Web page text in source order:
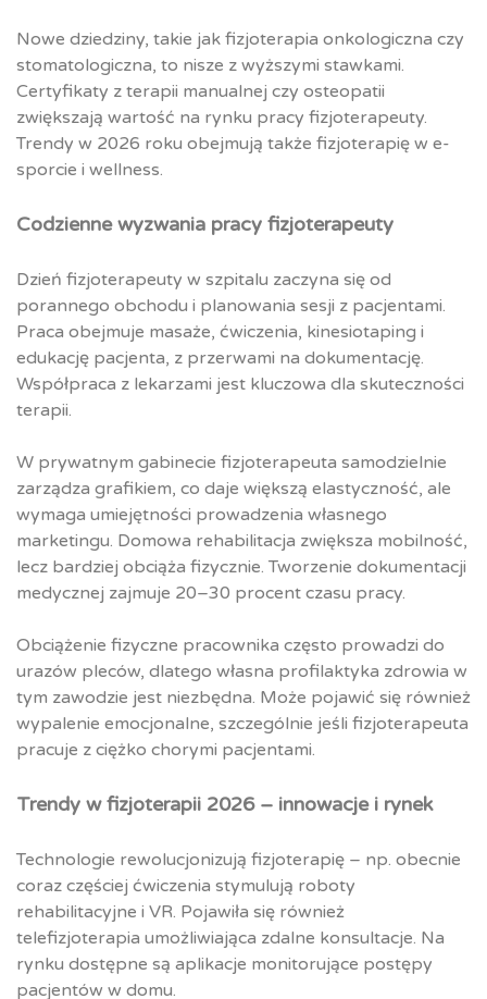
Nowe dziedziny, takie jak fizjoterapia onkologiczna czy
stomatologiczna, to nisze z wyższymi stawkami.
Certyfikaty z terapii manualnej czy osteopatii
zwiększają wartość na rynku pracy fizjoterapeuty.
Trendy w 2026 roku obejmują także fizjoterapię w e-
sporcie i wellness.
Codzienne wyzwania pracy fizjoterapeuty
Dzień fizjoterapeuty w szpitalu zaczyna się od
porannego obchodu i planowania sesji z pacjentami.
Praca obejmuje masaże, ćwiczenia, kinesiotaping i
edukację pacjenta, z przerwami na dokumentację.
Współpraca z lekarzami jest kluczowa dla skuteczności
terapii.
W prywatnym gabinecie fizjoterapeuta samodzielnie
zarządza grafikiem, co daje większą elastyczność, ale
wymaga umiejętności prowadzenia własnego
marketingu. Domowa rehabilitacja zwiększa mobilność,
lecz bardziej obciąża fizycznie. Tworzenie dokumentacji
medycznej zajmuje 20–30 procent czasu pracy.
Obciążenie fizyczne pracownika często prowadzi do
urazów pleców, dlatego własna profilaktyka zdrowia w
tym zawodzie jest niezbędna. Może pojawić się również
wypalenie emocjonalne, szczególnie jeśli fizjoterapeuta
pracuje z ciężko chorymi pacjentami.
Trendy w fizjoterapii 2026 – innowacje i rynek
Technologie rewolucjonizują fizjoterapię – np. obecnie
coraz częściej ćwiczenia stymulują roboty
rehabilitacyjne i VR. Pojawiła się również
telefizjoterapia umożliwiająca zdalne konsultacje. Na
rynku dostępne są aplikacje monitorujące postępy
pacjentów w domu.